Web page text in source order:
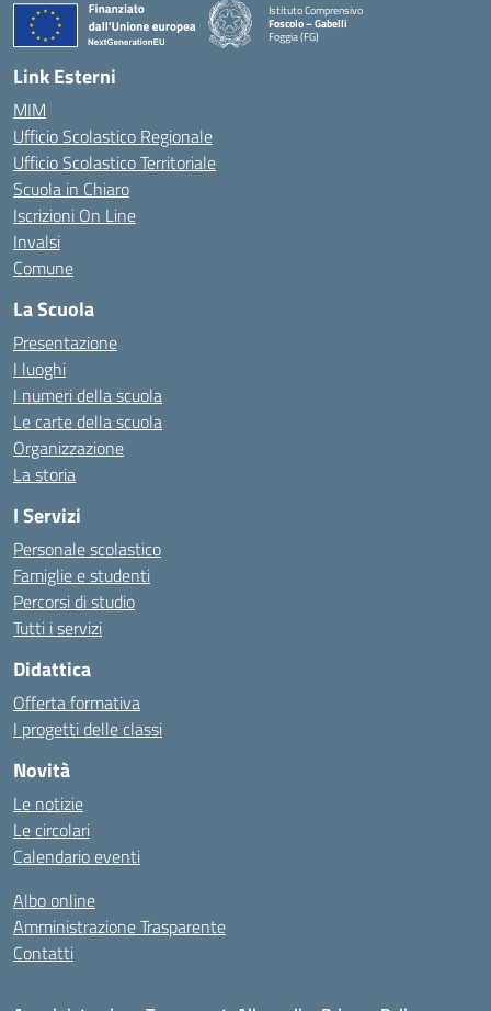
Istituto Comprensivo
Foscolo – Gabelli
Foggia (FG)
— Visita la pagina iniziale della scuola
Link Esterni
MIM
Ufficio Scolastico Regionale
Ufficio Scolastico Territoriale
Scuola in Chiaro
Iscrizioni On Line
Invalsi
Comune
La Scuola
Presentazione
I luoghi
I numeri della scuola
Le carte della scuola
Organizzazione
La storia
I Servizi
Personale scolastico
Famiglie e studenti
Percorsi di studio
Tutti i servizi
Didattica
Offerta formativa
I progetti delle classi
Novità
Le notizie
Le circolari
Calendario eventi
Albo online
Amministrazione Trasparente
Contatti